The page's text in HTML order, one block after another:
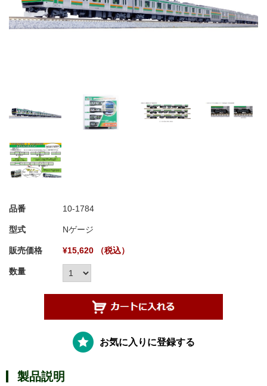
品番 10-1784
型式 Nゲージ
販売価格 ¥15,620 （税込）
数量
お気に入りに登録する
製品説明